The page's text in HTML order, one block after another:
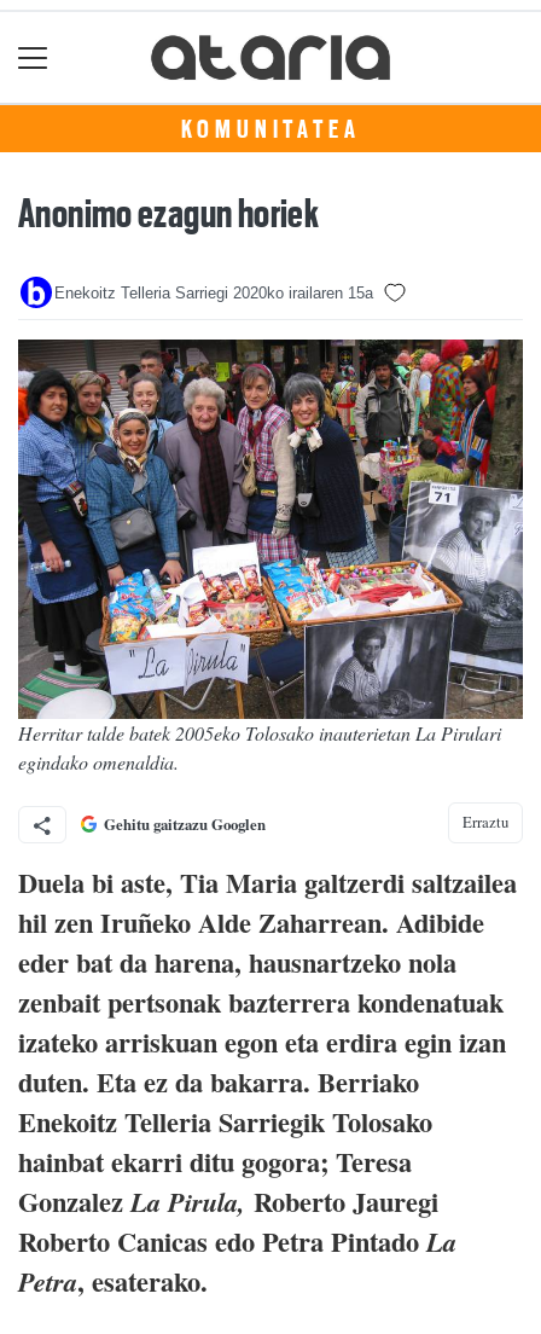
KOMUNITATEA
Anonimo ezagun horiek
Enekoitz Telleria Sarriegi 2020ko irailaren 15a
Herritar talde batek 2005eko Tolosako inauterietan La Pirulari
egindako omenaldia.
Gehitu gaitzazu Googlen Erraztu
Duela bi aste, Tia Maria galtzerdi saltzailea
hil zen Iruñeko Alde Zaharrean. Adibide
eder bat da harena, hausnartzeko nola
zenbait pertsonak bazterrera kondenatuak
izateko arriskuan egon eta erdira egin izan
duten. Eta ez da bakarra. Berriako
Enekoitz Telleria Sarriegik Tolosako
hainbat ekarri ditu gogora; Teresa
GonzalezLa Pirula, Roberto Jauregi
Roberto Canicas edo Petra PintadoLa
Petra, esaterako.